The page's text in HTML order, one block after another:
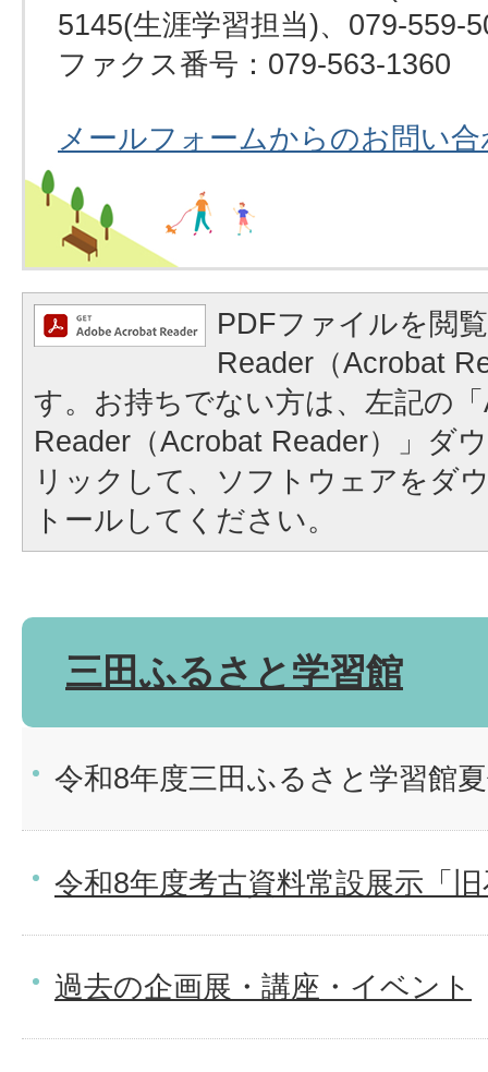
5145(生涯学習担当)、079-559-
ファクス番号：079-563-1360
メールフォームからのお問い
PDFファイルを閲
Reader（Acrobat
す。お持ちでない方は、左記の
Reader（Acrobat Reader）」ダ
リックして、ソフトウェアをダ
トールしてください。
三田ふるさと学習館
令和8年度三田ふるさと学習館
令和8年度考古資料常設展示「
過去の企画展・講座・イベント